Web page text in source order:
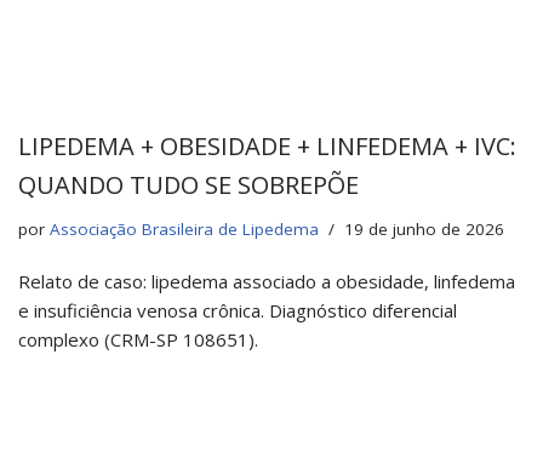
LIPEDEMA + OBESIDADE + LINFEDEMA + IVC:
QUANDO TUDO SE SOBREPÕE
por Associação Brasileira de Lipedema 19 de junho de 2026
Relato de caso: lipedema associado a obesidade, linfedema
e insuficiência venosa crônica. Diagnóstico diferencial
complexo (CRM-SP 108651).